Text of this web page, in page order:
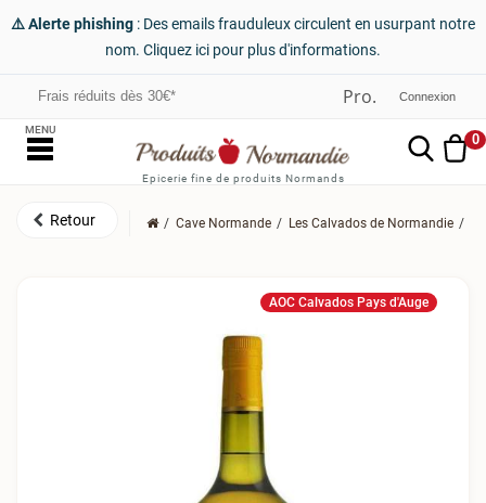
⚠️ Alerte phishing : Des emails frauduleux circulent en usurpant notre
nom. Cliquez ici pour plus d'informations.
Frais réduits dès 30€* Connexion
Epicerie fine de produits Normands
0
MENU
Cave Normande Les Calvados de Normandie
AOC Calvados Pays d'Auge